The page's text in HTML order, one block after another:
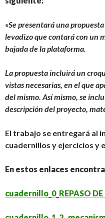
«Se presentará una
levadizo que contará con un
bajada de la plataforma.
La propuesta incluirá un
vistas necesarias, en el que
del mismo. Así mismo, se
descripción del proyecto,
El trabajo se entregará al
cuadernillos y ejercicios y
En estos enlaces
cuadernillo_0_REPASO